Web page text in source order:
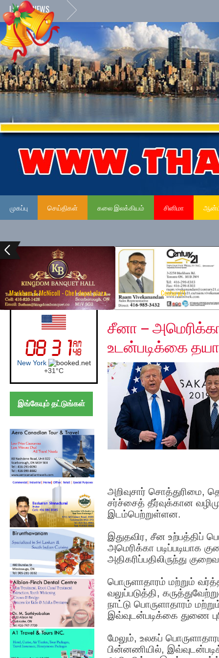
LATEST NEWS
முகப்பு செய்திகள் கலை இலக்கியம் சினிமா
Markham & McNicoll - Chef depot plaza Century21
UK (London)
London
+27°C
இங்கேயும் தட்டுங்கள்
Sunday, December
சீனா –
உடன்படிக்கை
அறிவுசார் சொத்துரிமை,
சர்ச்சைத் தீர்வுக்கான
இடம்பெற்றுள்ளன.
இதுதவிர, சீன உற்பத்திப்
அமெரிக்கா படிப்படியாக
அதிகரிப்பதிலிருந்து
பொருளாதாரம் மற்றும்
வலுப்படுத்தி,
நாட்டு பொருளாதாரம்
இவ்வுடன்படிக்கை துணை
மேலும், உலகப்
பின்னணியில்,